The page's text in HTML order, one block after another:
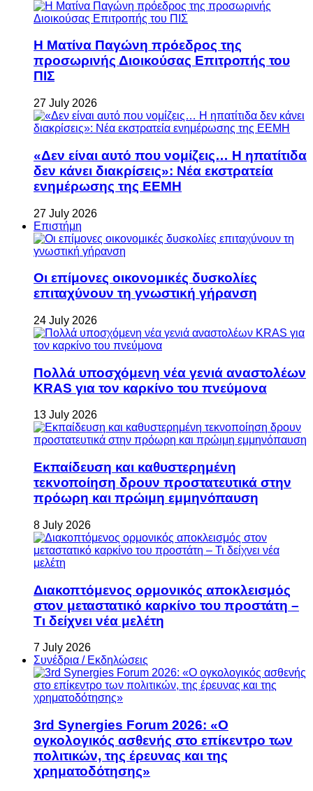
Η Ματίνα Παγώνη πρόεδρος της
προσωρινής Διοικούσας Επιτροπής του
ΠΙΣ
27 July 2026
«Δεν είναι αυτό που νομίζεις… Η ηπατίτιδα
δεν κάνει διακρίσεις»: Νέα εκστρατεία
ενημέρωσης της ΕΕΜΗ
27 July 2026
Επιστήμη
Οι επίμονες οικονομικές δυσκολίες
επιταχύνουν τη γνωστική γήρανση
24 July 2026
Πολλά υποσχόμενη νέα γενιά αναστολέων
KRAS για τον καρκίνο του πνεύμονα
13 July 2026
Εκπαίδευση και καθυστερημένη
τεκνοποίηση δρουν προστατευτικά στην
πρόωρη και πρώιμη εμμηνόπαυση
8 July 2026
Διακοπτόμενος ορμονικός αποκλεισμός
στον μεταστατικό καρκίνο του προστάτη –
Τι δείχνει νέα μελέτη
7 July 2026
Συνέδρια / Εκδηλώσεις
3rd Synergies Forum 2026: «Ο
ογκολογικός ασθενής στο επίκεντρο των
πολιτικών, της έρευνας και της
χρηματοδότησης»